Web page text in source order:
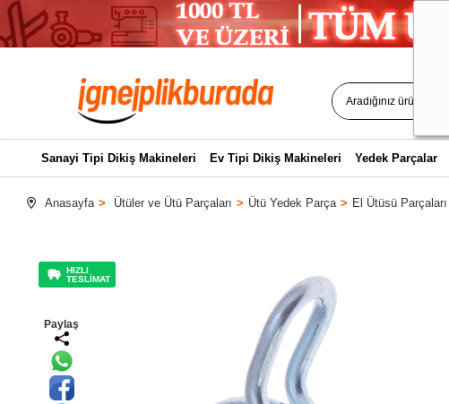
Sanayi Tipi Dikiş Makineleri Ev Tipi Dikiş Makineleri Yedek Parçalar
Anasayfa Ütüler ve Ütü Parçaları Ütü Yedek Parça El Ütüsü Parçaları
HIZLI
TESLİMAT
Paylaş